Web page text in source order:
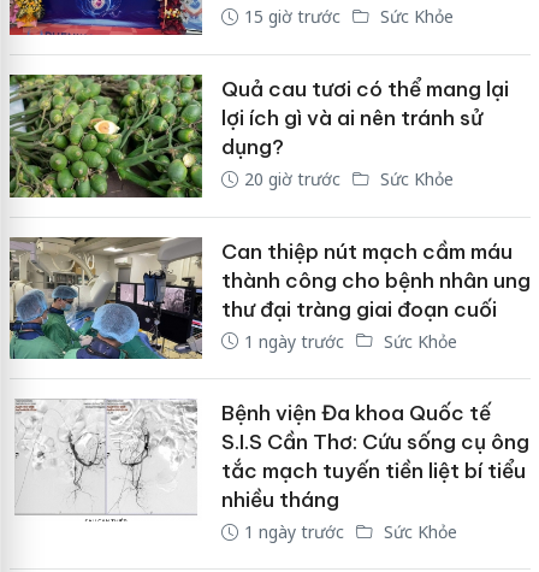
15 giờ trước Sức Khỏe
Quả cau tươi có thể mang lại
lợi ích gì và ai nên tránh sử
dụng?
20 giờ trước Sức Khỏe
Can thiệp nút mạch cầm máu
thành công cho bệnh nhân ung
thư đại tràng giai đoạn cuối
1 ngày trước Sức Khỏe
Bệnh viện Đa khoa Quốc tế
S.I.S Cần Thơ: Cứu sống cụ ông
tắc mạch tuyến tiền liệt bí tiểu
nhiều tháng
1 ngày trước Sức Khỏe